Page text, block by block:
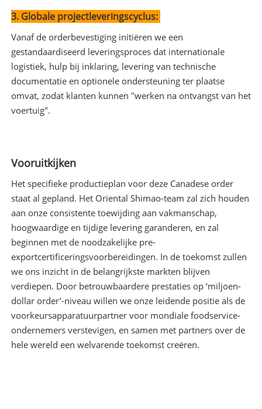
3. Globale projectleveringscyclus:
Vanaf de orderbevestiging initiëren we een
gestandaardiseerd leveringsproces dat internationale
logistiek, hulp bij inklaring, levering van technische
documentatie en optionele ondersteuning ter plaatse
omvat, zodat klanten kunnen "werken na ontvangst van het
voertuig".
Vooruitkijken
Het specifieke productieplan voor deze Canadese order
staat al gepland. Het Oriental Shimao-team zal zich houden
aan onze consistente toewijding aan vakmanschap,
hoogwaardige en tijdige levering garanderen, en zal
beginnen met de noodzakelijke pre-
exportcertificeringsvoorbereidingen. In de toekomst zullen
we ons inzicht in de belangrijkste markten blijven
verdiepen. Door betrouwbaardere prestaties op ‘miljoen-
dollar order’-niveau willen we onze leidende positie als de
voorkeursapparatuurpartner voor mondiale foodservice-
ondernemers verstevigen, en samen met partners over de
hele wereld een welvarende toekomst creëren.